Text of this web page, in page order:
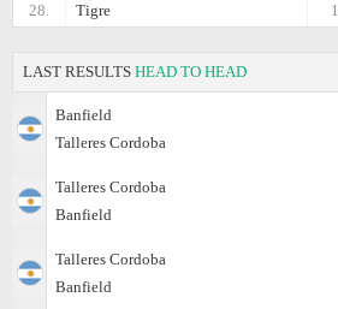
28.
Tigre
LAST RESULTS HEAD TO HEAD
Banfield
Talleres Cordoba
Talleres Cordoba
Banfield
Talleres Cordoba
Banfield